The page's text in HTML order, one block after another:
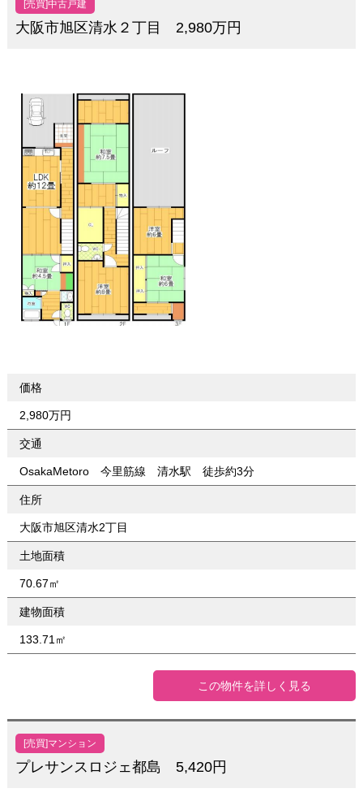
[売買]中古戸建
大阪市旭区清水２丁目 2,980万円
価格
2,980万円
交通
OsakaMetoro 今里筋線 清水駅 徒歩約3分
住所
大阪市旭区清水2丁目
土地面積
70.67㎡
建物面積
133.71㎡
この物件を詳しく見る
[売買]マンション
プレサンスロジェ都島 5,420円